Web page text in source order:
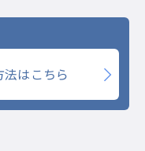
はこちら